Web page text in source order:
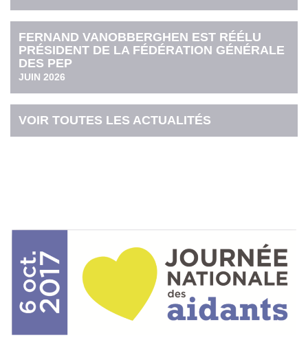
FERNAND VANOBBERGHEN EST RÉÉLU
PRÉSIDENT DE LA FÉDÉRATION GÉNÉRALE
DES PEP
JUIN 2026
VOIR TOUTES LES ACTUALITÉS